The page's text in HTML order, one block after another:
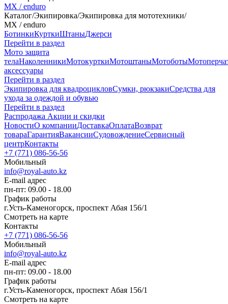
MX / enduro
Каталог/Экипировка/Экипировка для мототехники/
MX / enduro
БотинкиКурткиШтаныДжерси
Перейти в раздел
Мото защита
телаНаколенникиМотокурткиМотоштаныМотоботы
аксессуары
Перейти в раздел
Экипировка для квадроцикловСумки, рюкзакиСредства для
ухода за одеждой и обувью
Перейти в раздел
Распродажа Акции и скидки
НовостиО компанииДоставкаОплатаВозврат
товараГарантияВакансииСудовождениеСервисный
центрКонтакты
+7 (771) 086-56-56
Мобильный
info@royal-auto.kz
E-mail адрес
пн-пт: 09.00 - 18.00
График работы
г.Усть-Каменогорск, проспект Абая 156/1
Смотреть на карте
Контакты
+7 (771) 086-56-56
Мобильный
info@royal-auto.kz
E-mail адрес
пн-пт: 09.00 - 18.00
График работы
г.Усть-Каменогорск, проспект Абая 156/1
Смотреть на карте